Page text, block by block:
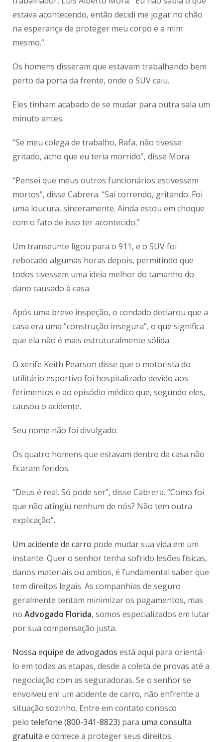
estava acontecendo, então decidi me jogar no chão
na esperança de proteger meu corpo e a mim
mesmo.”
Os homens disseram que estavam trabalhando bem
perto da porta da frente, onde o SUV caiu.
Eles tinham acabado de se mudar para outra sala um
minuto antes.
“Se meu colega de trabalho, Rafa, não tivesse
gritado, acho que eu teria morrido”, disse Mora.
“Pensei que meus outros funcionários estivessem
mortos”, disse Cabrera. “Saí correndo, gritando. Foi
uma loucura, sinceramente. Ainda estou em choque
com o fato de isso ter acontecido.”
Um transeunte ligou para o 911, e o SUV foi
rebocado algumas horas depois, permitindo que
todos tivessem uma ideia melhor do tamanho do
dano causado à casa.
Após uma breve inspeção, o condado declarou que a
casa era uma “construção insegura”, o que significa
que ela não é mais estruturalmente sólida.
O xerife Keith Pearson disse que o motorista do
utilitário esportivo foi hospitalizado devido aos
ferimentos e ao episódio médico que, segundo eles,
causou o acidente.
Seu nome não foi divulgado.
Os quatro homens que estavam dentro da casa não
ficaram feridos.
“Deus é real. Só pode ser”, disse Cabrera. “Como foi
que não atingiu nenhum de nós? Não tem outra
explicação”.
Um acidente de carro pode mudar sua vida em um
instante. Quer o senhor tenha sofrido lesões físicas,
danos materiais ou ambos, é fundamental saber que
tem direitos legais. As companhias de seguro
geralmente tentam minimizar os pagamentos, mas
no Advogado Florida, somos especializados em lutar
por sua compensação justa.
Nossa equipe de advogados está aqui para orientá-
lo em todas as etapas, desde a coleta de provas até a
negociação com as seguradoras. Se o senhor se
envolveu em um acidente de carro, não enfrente a
situação sozinho. Entre em contato conosco
pelo telefone (800-341-8823) para uma consulta
gratuita e comece a proteger seus direitos.